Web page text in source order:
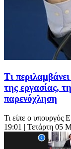
Τι
της εργασίας,
παρενόχληση
Τι είπε ο υπουργός
19:01 | Τετάρτη 05